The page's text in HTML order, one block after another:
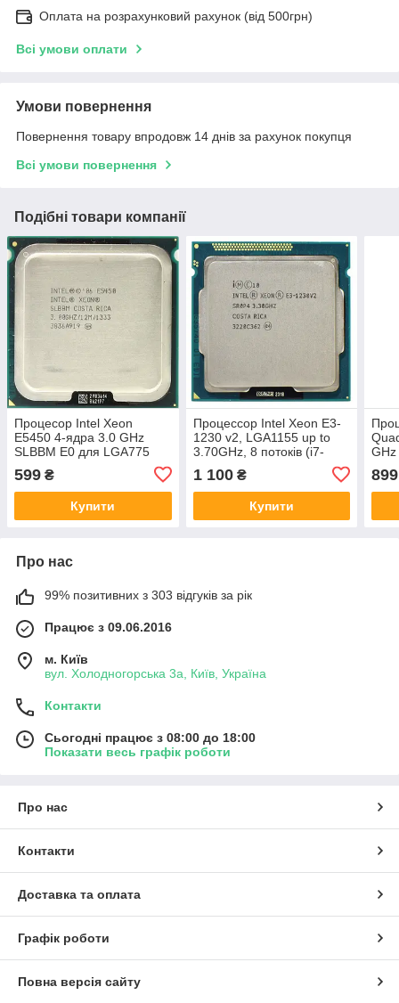
Оплата на розрахунковий рахунок (від 500грн)
Всі умови оплати
Умови повернення
Повернення товару впродовж 14 днів за рахунок покупця
Всі умови повернення
Подібні товари компанії
Процесор Intel Xeon
E5450 4-ядра 3.0 GHz
SLBBM E0 для LGA775
599 ₴
Купити
Процессор Intel Xeon E3-
1230 v2, LGA1155 up to
3.70GHz, 8 потоків (i7-
1 100₴
Купити
GHz
899
Про нас
99% позитивних з 303 відгуків за рік
Працює з 09.06.2016
м. Київ
вул. Холодногорська 3а, Київ, Україна
Контакти
Сьогодні працює з 08:00 до 18:00
Показати весь графік роботи
Про нас
Контакти
Доставка та оплата
Графік роботи
Повна версія сайту